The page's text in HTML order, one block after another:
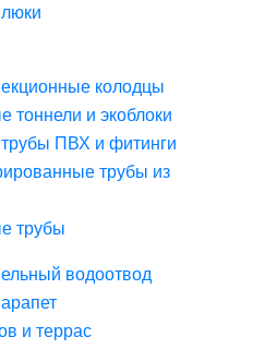
колодцы
тоннели и экоблоки
ПВХ и фитинги
трубы из
трубы
водоотвод
и террас